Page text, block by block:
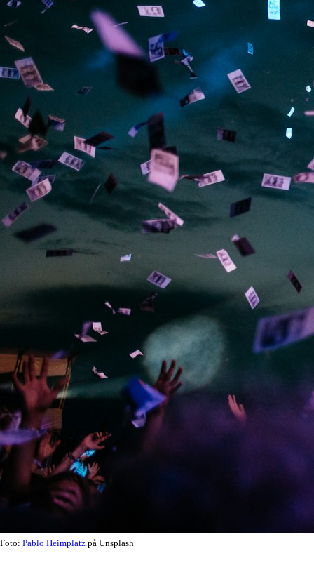
Foto: Pablo Heimplatz på Unsplash